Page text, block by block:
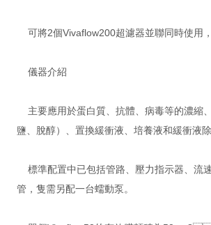
可將2個Vivaflow200超濾器並聯同時使用，
儀器介紹
主要應用於蛋白質、抗體、病毒等的濃縮
鹽、脫醇）、置換緩衝液、培養液和緩衝液除熱
標準配置中已包括管路、壓力指示器、流
管，隻需另配一台蠕動泵。